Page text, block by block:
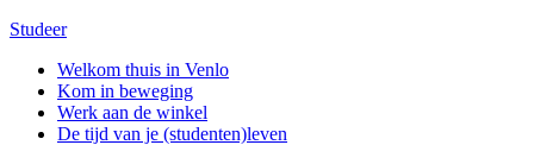
Studeer
Welkom thuis in Venlo
Kom in beweging
Werk aan de winkel
De tijd van je (studenten)leven